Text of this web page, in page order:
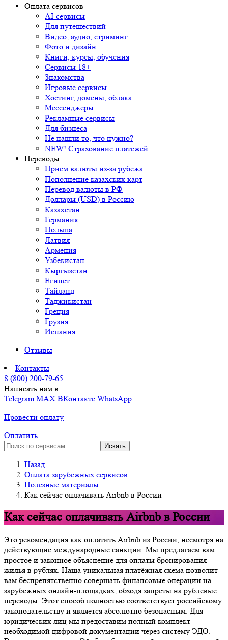
Оплата сервисов
AI-сервисы
Для путешествий
Видео, аудио, стриминг
Фото и дизайн
Книги, курсы, обучения
Сервисы 18+
Знакомства
Игровые сервисы
Хостинг, домены, облака
Мессенджеры
Рекламные сервисы
Для бизнеса
Не нашли то, что нужно?
NEW! Страхование платежей
Переводы
Прием валюты из-за рубежа
Пополнение казахских карт
Перевод валюты в РФ
Доллары (USD) в Россию
Казахстан
Германия
Польша
Латвия
Армения
Узбекистан
Кыргызстан
Египет
Тайланд
Таджикистан
Греция
Грузия
Испания
Отзывы
Контакты
8 (800) 200-79-65
Написать нам в:
TelegramMAX ВКонтакте WhatsApp
Провести оплату
Оплатить
Искать
Назад
Оплата зарубежных сервисов
Полезные материалы
Как сейчас оплачивать Airbnb в России
Как сейчас оплачивать Airbnb в России
Это рекомендация как оплатить Airbnb из России, несмотря на
действующие международные санкции. Мы предлагаем вам
простое и законное объяснение для оплаты бронирования
жилья в рублях. Наша уникальная платёжная схема позволит
вам беспрепятственно совершать финансовые операции на
зарубежных онлайн-площадках, обходя запреты на рублёвые
переводы. Этот способ полностью соответствует российскому
законодательству и является абсолютно безопасным. Для
юридических лиц мы предоставим полный комплект
необходимой цифровой документации через систему ЭДО.